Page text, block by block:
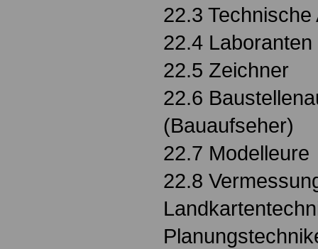
22.3
22.4 Laboranten
22.5 Zeichner
22.6
(Bauaufseher)
22.7 Modelleure
22.8